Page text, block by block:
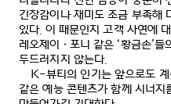
긴장감이나 재미도 조금 부족해
있다. 이 때문인지 고객 사연에
레오제이 · 포니 같은 ‘황금손’들
두드러지지 않는다.
K-뷰티의 인기는 앞으로도
같은 예능 콘텐츠가 함께 시너